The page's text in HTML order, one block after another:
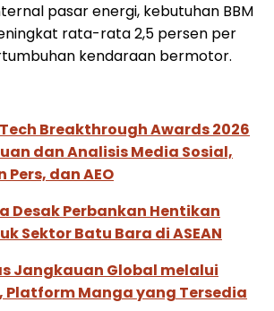
pasar energi, kebutuhan BBM
rata-rata 2,5 persen per
kendaraan bermotor.
Breakthrough Awards 2026
dan Analisis Media Sosial,
dan AEO
Desak Perbankan Hentikan
Sektor Batu Bara di ASEAN
Jangkauan Global melalui
Platform Manga yang Tersedia